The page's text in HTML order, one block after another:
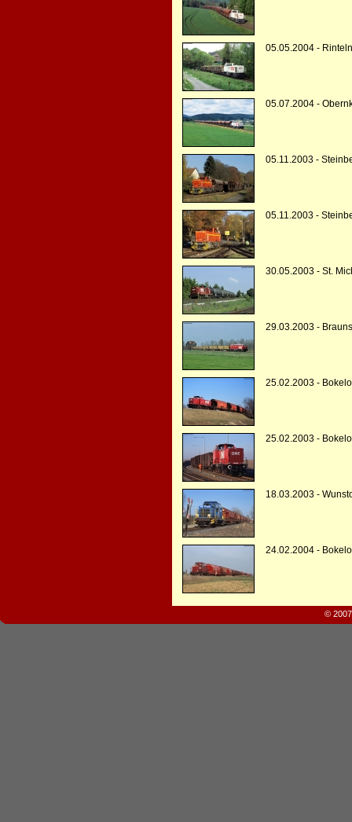
05.05.2004 - Rinteln
05.07.2004 -
05.11.2003 -
05.11.2003 -
30.05.2003 - St.
29.03.2003 -
25.02.2003 -
25.02.2003 -
18.03.2003 -
24.02.2004 -
©